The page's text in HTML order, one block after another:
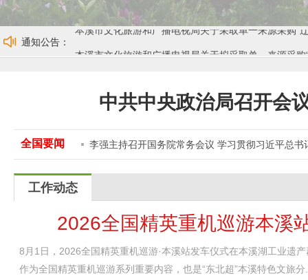
通知公告：
本溪市文化旅游和广播电视局关于采取单一来源采购
中共中央政治局召开会
全国要闻 李强主持召开国务院常务会议 学习贯彻习近平总
工作动态
2026全国精英重机巡游本溪
8月1日，2026全国精英重机巡游·本溪站发车仪式在本溪湖工业遗
作为全国精英重机巡游系列重要内容，也是“东北超”本溪特色文旅分